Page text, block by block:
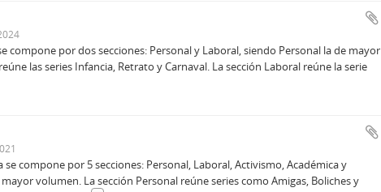
compone por dos secciones: Personal y Laboral, siendo Personal la de mayor
las series Infancia, Retrato y Carnaval. La sección Laboral reúne la serie
compone por 5 secciones: Personal, Laboral, Activismo, Académica y
volumen. La sección Personal reúne series como Amigas, Boliches y